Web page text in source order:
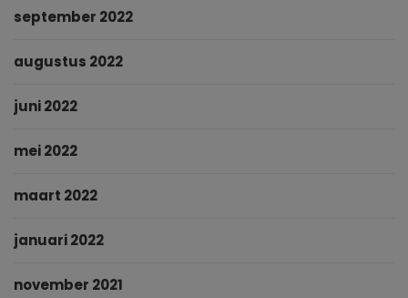
september 2022
augustus 2022
juni 2022
mei 2022
maart 2022
januari 2022
november 2021